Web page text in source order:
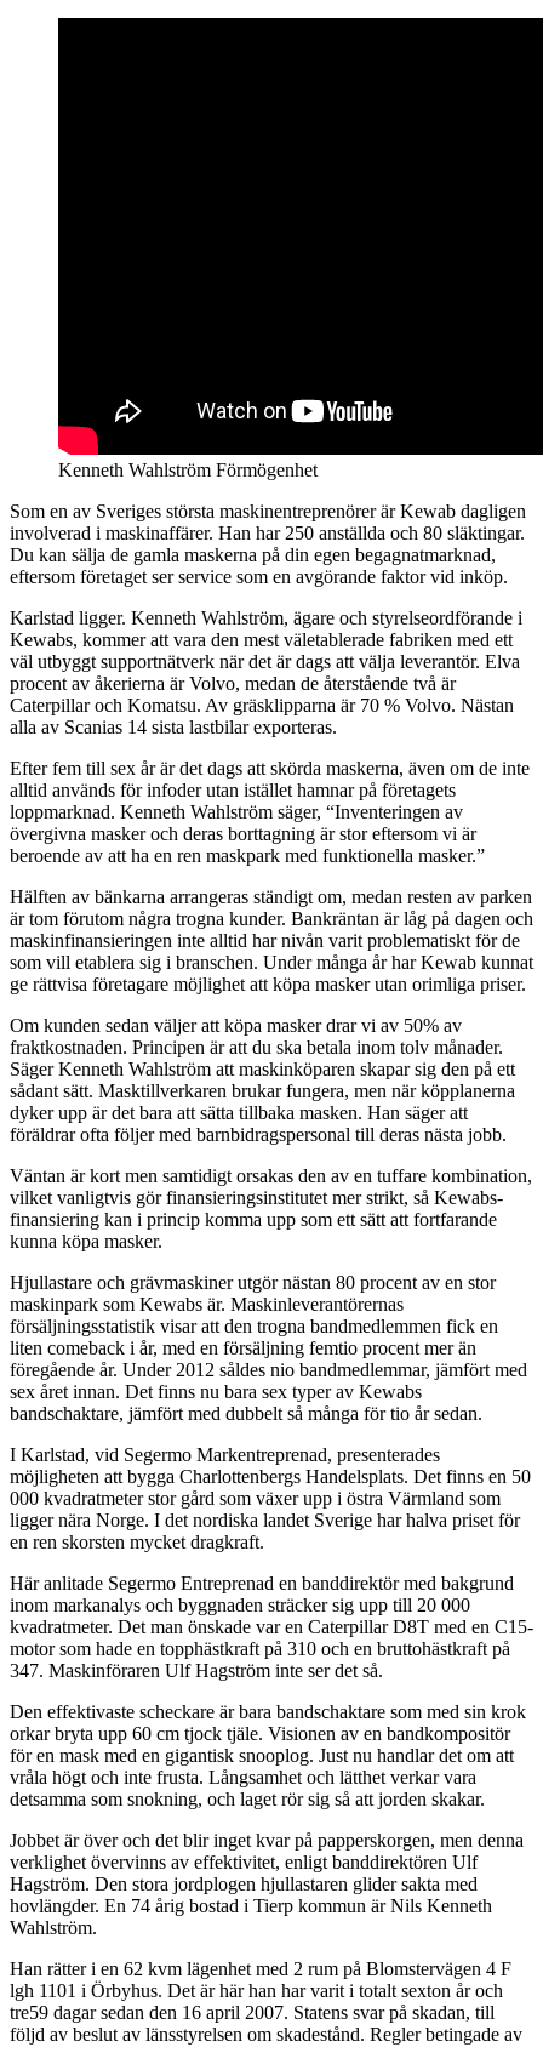
Kenneth Wahlström Förmögenhet
Som en av Sveriges största maskinentreprenörer är Kewab dagligen
involverad i maskinaffärer. Han har 250 anställda och 80 släktingar.
Du kan sälja de gamla maskerna på din egen begagnatmarknad,
eftersom företaget ser service som en avgörande faktor vid inköp.
Karlstad ligger. Kenneth Wahlström, ägare och styrelseordförande i
Kewabs, kommer att vara den mest väletablerade fabriken med ett
väl utbyggt supportnätverk när det är dags att välja leverantör. Elva
procent av åkerierna är Volvo, medan de återstående två är
Caterpillar och Komatsu. Av gräsklipparna är 70 % Volvo. Nästan
alla av Scanias 14 sista lastbilar exporteras.
Efter fem till sex år är det dags att skörda maskerna, även om de inte
alltid används för infoder utan istället hamnar på företagets
loppmarknad. Kenneth Wahlström säger, “Inventeringen av
övergivna masker och deras borttagning är stor eftersom vi är
beroende av att ha en ren maskpark med funktionella masker.”
Hälften av bänkarna arrangeras ständigt om, medan resten av parken
är tom förutom några trogna kunder. Bankräntan är låg på dagen och
maskinfinansieringen inte alltid har nivån varit problematiskt för de
som vill etablera sig i branschen. Under många år har Kewab kunnat
ge rättvisa företagare möjlighet att köpa masker utan orimliga priser.
Om kunden sedan väljer att köpa masker drar vi av 50% av
fraktkostnaden. Principen är att du ska betala inom tolv månader.
Säger Kenneth Wahlström att maskinköparen skapar sig den på ett
sådant sätt. Masktillverkaren brukar fungera, men när köpplanerna
dyker upp är det bara att sätta tillbaka masken. Han säger att
föräldrar ofta följer med barnbidragspersonal till deras nästa jobb.
Väntan är kort men samtidigt orsakas den av en tuffare kombination,
vilket vanligtvis gör finansieringsinstitutet mer strikt, så Kewabs-
finansiering kan i princip komma upp som ett sätt att fortfarande
kunna köpa masker.
Hjullastare och grävmaskiner utgör nästan 80 procent av en stor
maskinpark som Kewabs är. Maskinleverantörernas
försäljningsstatistik visar att den trogna bandmedlemmen fick en
liten comeback i år, med en försäljning femtio procent mer än
föregående år. Under 2012 såldes nio bandmedlemmar, jämfört med
sex året innan. Det finns nu bara sex typer av Kewabs
bandschaktare, jämfört med dubbelt så många för tio år sedan.
I Karlstad, vid Segermo Markentreprenad, presenterades
möjligheten att bygga Charlottenbergs Handelsplats. Det finns en 50
000 kvadratmeter stor gård som växer upp i östra Värmland som
ligger nära Norge. I det nordiska landet Sverige har halva priset för
en ren skorsten mycket dragkraft.
Här anlitade Segermo Entreprenad en banddirektör med bakgrund
inom markanalys och byggnaden sträcker sig upp till 20 000
kvadratmeter. Det man önskade var en Caterpillar D8T med en C15-
motor som hade en topphästkraft på 310 och en bruttohästkraft på
347. Maskinföraren Ulf Hagström inte ser det så.
Den effektivaste scheckare är bara bandschaktare som med sin krok
orkar bryta upp 60 cm tjock tjäle. Visionen av en bandkompositör
för en mask med en gigantisk snooplog. Just nu handlar det om att
vråla högt och inte frusta. Långsamhet och lätthet verkar vara
detsamma som snokning, och laget rör sig så att jorden skakar.
Jobbet är över och det blir inget kvar på papperskorgen, men denna
verklighet övervinns av effektivitet, enligt banddirektören Ulf
Hagström. Den stora jordplogen hjullastaren glider sakta med
hovlängder. En 74 årig bostad i Tierp kommun är Nils Kenneth
Wahlström.
Han rätter i en 62 kvm lägenhet med 2 rum på Blomstervägen 4 F
lgh 1101 i Örbyhus. Det är här han har varit i totalt sexton år och
tre59 dagar sedan den 16 april 2007. Statens svar på skadan, till
följd av beslut av länsstyrelsen om skadestånd. Regler betingade av